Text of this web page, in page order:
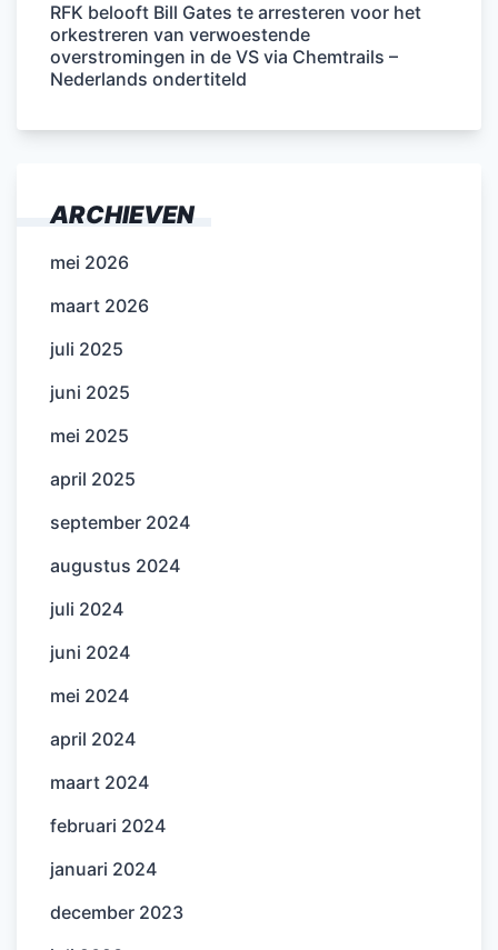
RFK belooft Bill Gates te arresteren voor het
orkestreren van verwoestende
overstromingen in de VS via Chemtrails –
Nederlands ondertiteld
ARCHIEVEN
mei 2026
maart 2026
juli 2025
juni 2025
mei 2025
april 2025
september 2024
augustus 2024
juli 2024
juni 2024
mei 2024
april 2024
maart 2024
februari 2024
januari 2024
december 2023